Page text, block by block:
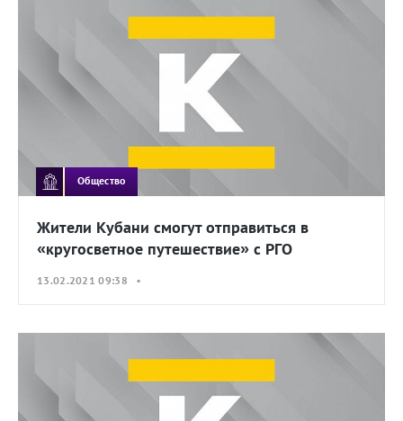
Общество
Жители Кубани смогут отправиться в
«кругосветное путешествие» с РГО
13.02.2021 09:38 •